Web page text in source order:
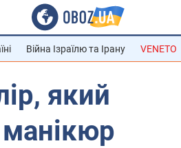
Війна Ізраїлю та Ірану VENETO
який